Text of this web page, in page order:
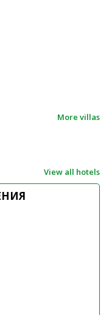
More villas
View all hotels